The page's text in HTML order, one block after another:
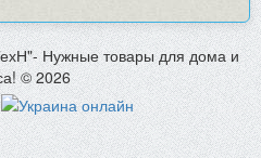
Нужные товары для дома и
© 2026